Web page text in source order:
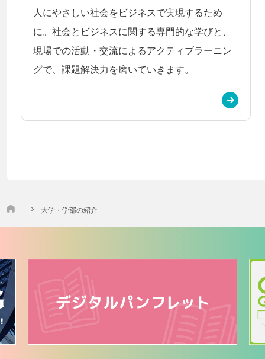
人にやさしい社会をビジネスで実現するため
に。社会とビジネスに関する専門的な学びと、
現場での活動・交流によるアクティブラーニン
グで、課題解決力を磨いていきます。
大学・学部の紹介